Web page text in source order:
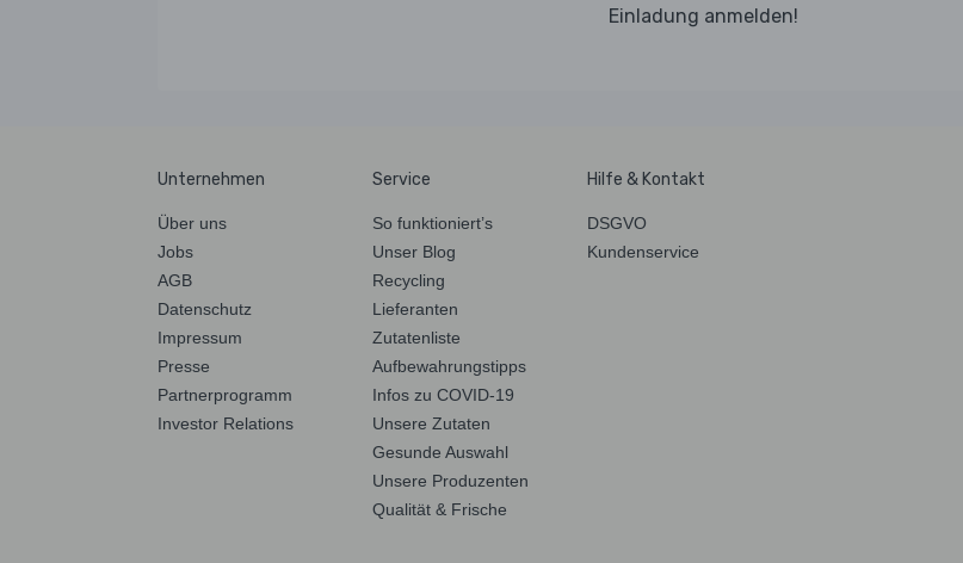
Einladung anmelden!
Unternehmen
Über uns
Jobs
AGB
Datenschutz
Impressum
Presse
Partnerprogramm
Investor Relations
Service
So funktioniert’s
Unser Blog
Recycling
Lieferanten
Zutatenliste
Aufbewahrungstipps
Infos zu COVID-19
Unsere Zutaten
Gesunde Auswahl
Unsere Produzenten
Qualität & Frische
Hilfe & Kontakt
DSGVO
Kundenservice